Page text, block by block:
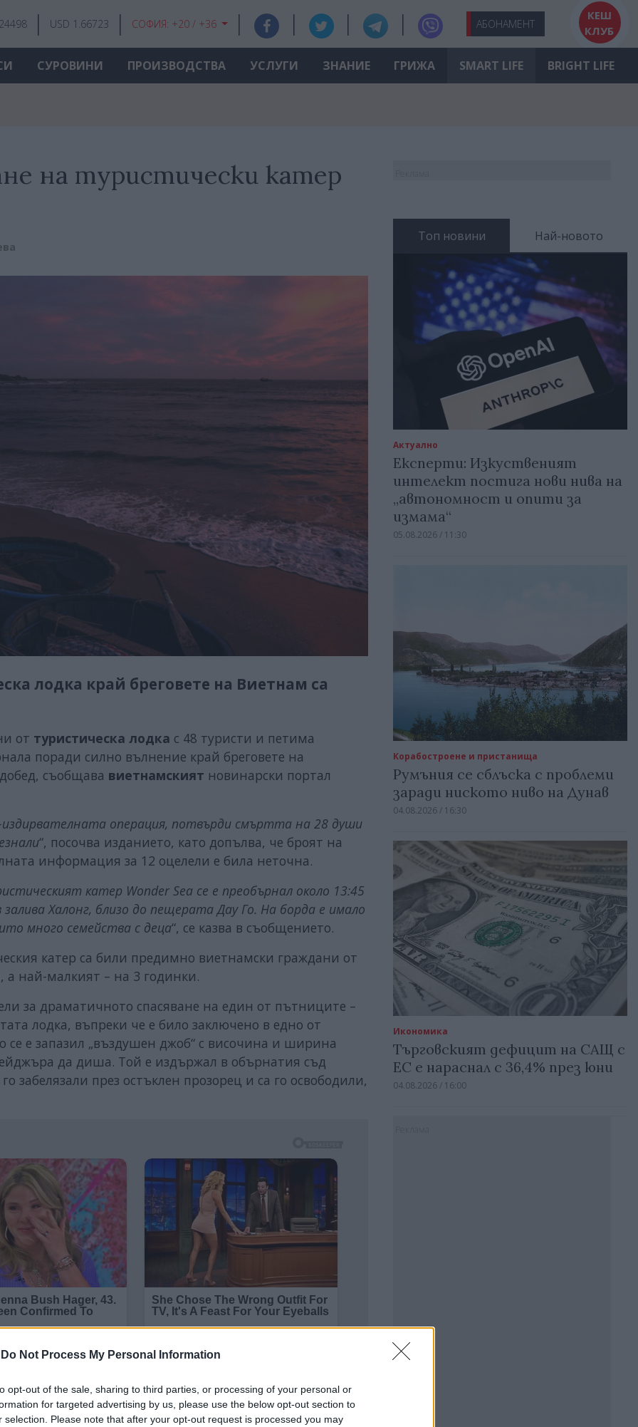
Do Not Process My Personal Information
opt-out of the sale, sharing to third parties, or processing of your personal or
for targeted advertising by us, please use the below opt-out section to
selection. Please note that after your opt-out request is processed you may
USD 1.66723 СОФИЯ: +20 / +36 АБОНАМЕНТ
КЕШ
КЛУБ
СУРОВИНИ ПРОИЗВОДСТВА УСЛУГИ ЗНАНИЕ ГРИЖА SMART LIFE BRIGHT LIFE
на туристически катер
лодка край бреговете на Виетнам са
от туристическа лодка с 48 туристи и петима
поради силно вълнение край бреговете на
съобщава виетнамският новинарски портал
операция, потвърди смъртта на 28 души
“, посочва изданието, като допълва, че броят на
информация за 12 оцелели е била неточна.
катер Wonder Sea се е преобърнал около 13:45
Халонг, близо до пещерата Дау Го. На борда е имало
много семейства с деца“, се казва в съобщението.
катер са били предимно виетнамски граждани от
а най-малкият – на 3 годинки.
за драматичното спасяване на един от пътниците –
лодка, въпреки че е било заключено в едно от
е запазил „въздушен джоб“ с височина и ширина
да диша. Той е издържал в обърнатия съд
забелязали през остъклен прозорец и са го освободили,
Топ новини Най-новото
Актуално
Експерти: Изкуственият
интелект постига нови нива на
„автономност и опити за
измама“
05.08.2026 / 11:30
Корабостроене и пристанища
Румъния се сблъска с проблеми
заради ниското ниво на Дунав
04.08.2026 / 16:30
Икономика
Търговският дефицит на САЩ с
ЕС е нараснал с 36,4% през юни
04.08.2026 / 16:00